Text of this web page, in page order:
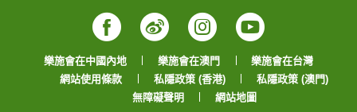
Facebook
WeiboInstagram
YouTube
樂施會在中國內地 樂施會在澳門
樂施會在台灣
網站使用條款
私隱政策 (香港)
私隱政策 (澳門)
無障礙聲明
網站地圖